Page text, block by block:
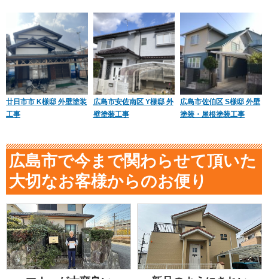
廿日市市 K様邸 外壁塗装
工事
広島市安佐南区 Y様邸 外
壁塗装工事
広島市佐伯区 S様邸 外壁
塗装・屋根塗装工事
広島市で今まで関わらせて頂いた
大切なお客様からのお便り